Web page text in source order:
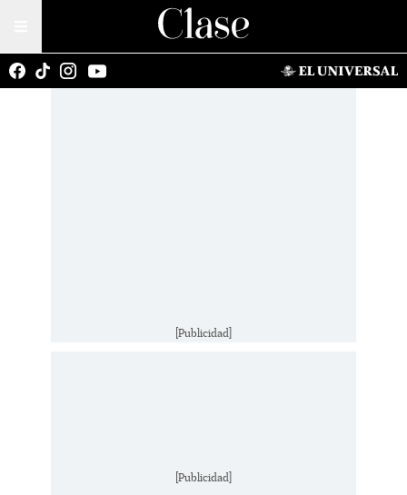
[Publicidad]
[Publicidad]